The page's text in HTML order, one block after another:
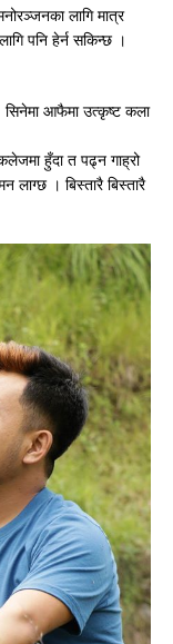
लागि मात्र
पनि हेर्न सकिन्छ ।
सिनेमा आफैमा उत्कृष्ट कला
हुँदा त पढ्न गाह्रो
। बिस्तारै बिस्तारै